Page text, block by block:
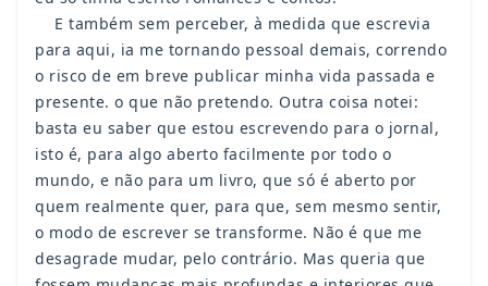
E também sem perceber, à medida que escrevia
para aqui, ia me tornando pessoal demais, correndo
o risco de em breve publicar minha vida passada e
presente. o que não pretendo. Outra coisa notei:
basta eu saber que estou escrevendo para o jornal,
isto é, para algo aberto facilmente por todo o
mundo, e não para um livro, que só é aberto por
quem realmente quer, para que, sem mesmo sentir,
o modo de escrever se transforme. Não é que me
desagrade mudar, pelo contrário. Mas queria que